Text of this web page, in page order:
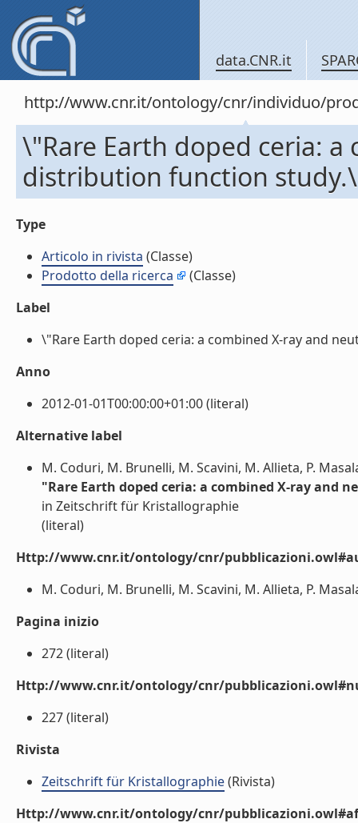
data.CNR.it
http://www.cnr.it/ontology/cnr/individuo/
\"Rare Earth doped ceria:
distribution function
Type
Articolo in rivista (Classe)
Prodotto della ricerca
(Classe)
Label
\"Rare Earth doped ceria: a combined X-ray and
Anno
2012-01-01T00:00:00+01:00 (literal)
Alternative label
M. Coduri, M. Brunelli, M. Scavini, M. Allieta, P.
"Rare Earth doped ceria: a combined X-ray
in Zeitschrift für Kristallographie
(literal)
Http://www.cnr.it/ontology/cnr/
M. Coduri, M. Brunelli, M. Scavini, M. Allieta, P.
Pagina inizio
272 (literal)
Http://www.cnr.it/ontology/cnr/
227 (literal)
Rivista
Zeitschrift für Kristallographie(Rivista)
Http://www.cnr.it/ontology/cnr/